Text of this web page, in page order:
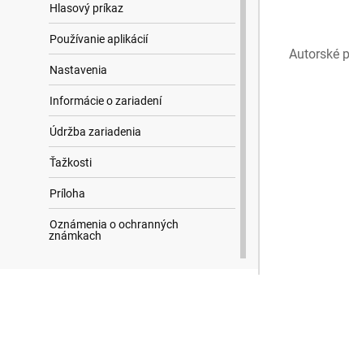
Hlasový príkaz
Používanie aplikácií
Nastavenia
Informácie o zariadení
Údržba zariadenia
Ťažkosti
Príloha
Oznámenia o ochranných
známkach
Autorské